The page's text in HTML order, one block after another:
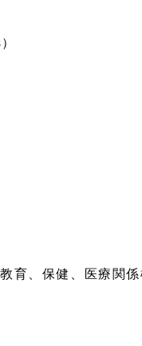
育、保健、医療関